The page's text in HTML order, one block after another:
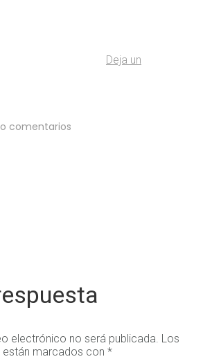
Deja un
comentarios
electrónico no será publicada. Los
marcados con *